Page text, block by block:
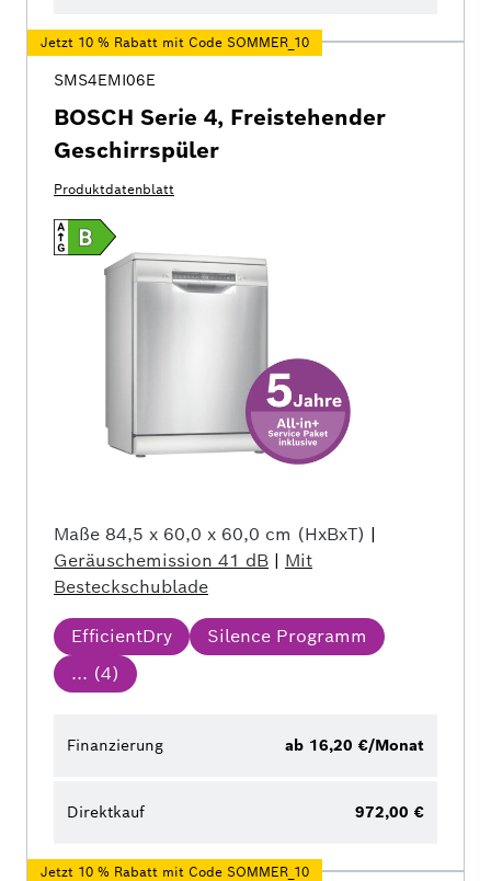
Jetzt 10 % Rabatt mit Code SOMMER_10
SMS4EMI06E
BOSCH Serie 4, Freistehender
Geschirrspüler
Produktdatenblatt
Maße 84,5 x 60,0 x 60,0 cm (HxBxT) |
Geräuschemission 41 dB | Mit
Besteckschublade
EfficientDry
Silence Programm
... (4)
Finanzierung ab 16,20 €/Monat
Direktkauf 972,00 €
Jetzt 10 % Rabatt mit Code SOMMER_10